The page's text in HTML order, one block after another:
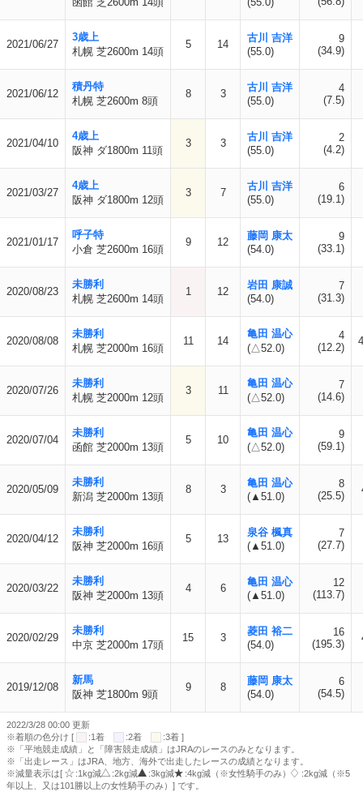
2021/06/27
3歳上
札幌 芝2600m 14頭
5 14
古川 吉洋
(55.0)
9
(34.9)
2021/06/12
積丹特
札幌 芝2600m 8頭
8 3
古川 吉洋
(55.0)
4
(7.5)
2021/04/10
4歳上
阪神 ダ1800m 11頭
3 3
古川 吉洋
(55.0)
2
(4.2)
2021/03/27
4歳上
阪神 ダ1800m 12頭
3 7
古川 吉洋
(55.0)
6
(19.1)
2021/01/17
呼子特
小倉 芝2600m 16頭
9 12
藤岡 康太
(54.0)
9
(33.1)
2020/08/23
未勝利
札幌 芝2600m 14頭
1 12
岩田 康誠
(54.0)
7
(31.3)
2020/08/08
未勝利
札幌 芝2000m 16頭
11 14
亀田 温心
(△52.0)
4
(12.2)
2020/07/26
未勝利
札幌 芝2000m 12頭
3 11
亀田 温心
(△52.0)
7
(14.6)
2020/07/04
未勝利
函館 芝2000m 13頭
5 10
亀田 温心
(△52.0)
9
(59.1)
2020/05/09
未勝利
新潟 芝2000m 13頭
8 3
亀田 温心
(▲51.0)
8
(25.5)
2020/04/12
未勝利
阪神 芝2000m 16頭
5 13
泉谷 楓真
(▲51.0)
7
(27.7)
2020/03/22
未勝利
阪神 芝2000m 13頭
4 6
亀田 温心
(▲51.0)
12
(113.7)
2020/02/29
未勝利
中京 芝2000m 17頭
15 3
菱田 裕二
(54.0)
16
(195.3)
2019/12/08
新馬
阪神 芝1800m 9頭
9 8
藤岡 康太
(54.0)
6
(54.5)
2022/3/28 00:00 更新
※着順の色分け [
:1着 :2着
:3着 ]
※「平地競走成績」と「障害競走成績」はJRAのレースのみとなります。
※「出走レース」はJRA、地方、海外で出走したレースの成績となります。
※減量表示は[
:1kg減 :2kg減 :3kg減 :4kg減（※女性騎手のみ）
:2kg減（※5
年以上、又は101勝以上の女性騎手のみ）] です。